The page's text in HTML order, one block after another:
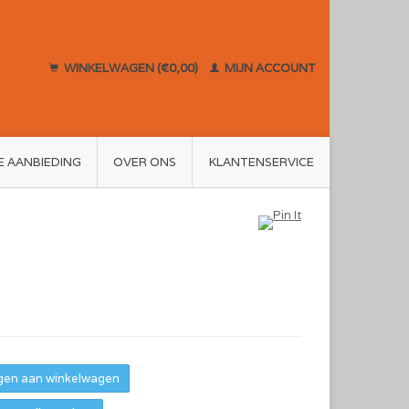
WINKELWAGEN (€0,00) MIJN ACCOUNT
AANBIEDING OVER ONS KLANTENSERVICE
aan winkelwagen